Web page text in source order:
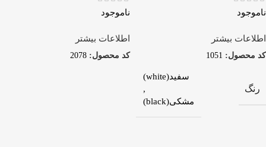
ناموجود
اطلاعات بیشتر
کد محصول: 1051
رنگ
سفید(white)
,
مشکی(black)
ناموجود
اطلاعات بیشتر
کد محصول: 2078